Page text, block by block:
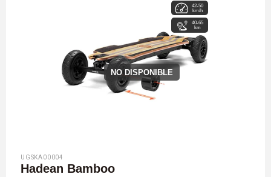
NO DISPONIBLE
42-50
km/h
40-65
km
UGSKA00004
Hadean Bamboo